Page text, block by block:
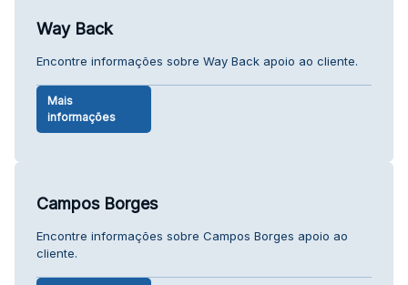
Way Back
Encontre informações sobre Way Back apoio ao cliente.
Mais
informações
Campos Borges
Encontre informações sobre Campos Borges apoio ao
cliente.